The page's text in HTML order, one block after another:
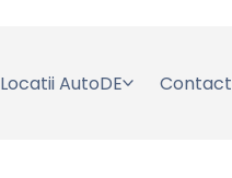
Locatii AutoDE Contact